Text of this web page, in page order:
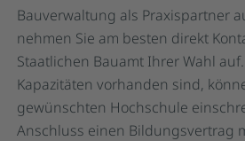
Bauverwaltung als Praxispartner
nehmen Sie am besten direkt
Staatlichen Bauamt Ihrer Wahl
Kapazitäten vorhanden sind,
gewünschten Hochschule
Anschluss einen Bildungsvertrag